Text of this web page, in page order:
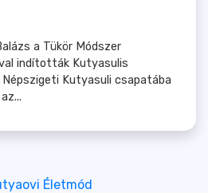
a Tükör Módszer
indították Kutyasulis
Kutyasuli csapatába
Életmód